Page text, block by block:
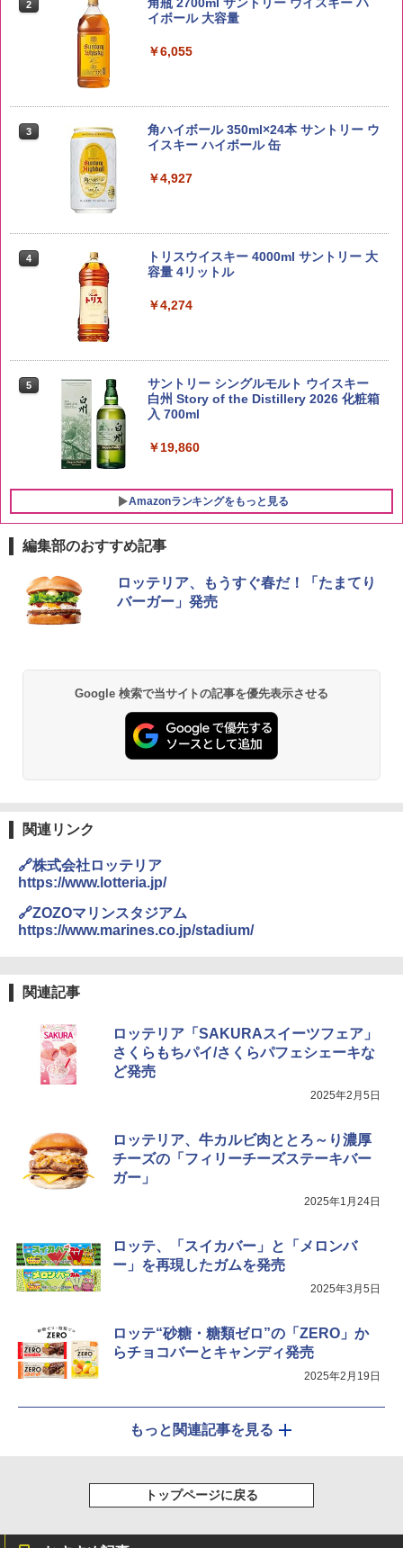
kg 業務用 お米マイスターブレンド
らめき 5kg 令和7年産
米 5kg
￥3,396
2
イボール 大容量
￥6,055
3
角ハイボール 350ml×24本 サントリー ウ
イスキー ハイボール 缶
￥4,927
4
トリスウイスキー 4000ml サントリー 大
容量 4リットル
￥4,274
5
サントリー シングルモルト ウイスキー
白州 Story of the Distillery 2026 化粧箱
入 700ml
￥19,860
Amazonランキングをもっと見る
1
チキンラーメン どんぶり 85g×12個 日清
食品 インスタント カップ麺
【公式】ブタメン とんこつ味 35g×15個
| 業務用 夜食 カップラーメン ミニカップ
麺 小腹 インスタント アウトドアにも ロ
ーリングストック 大人買い おやつカン
パニー
3
国分 tabete だし麺 千葉県産はまぐりだ
し 塩らーめん 108g×10袋 保存食 備蓄
￥2,323
4
￥3,248
えめ 75g×12個
1
【セット買い】[山善] スチームオーブン
レンジ 25L 一人暮らし 二人暮らし フラ
ットテーブル スチーム調理 自動メニュ
洗米モード 保温 予約機能 ブラック AMR
C-10M(B)
￥30,280
ァミリー 大型レンジ 大容量
￥26,800
ジ 石窯ドーム ER-D80A(K) ブラック 25
0℃ 1段調理 フラットテーブル 電子レン
ジ 赤外線センサー ノンフライ調理 簡単
シャープ ウォーターオーブン ヘルシオ
クション トースト機能
￥44,800
編集部のおすすめ記事
ロッテリア、もうすぐ春だ！「たまてり
バーガー」発売
Google 検索で当サイトの記事を優先表示させる
関連リンク
🔗株式会社ロッテリア
https://www.lotteria.jp/
🔗ZOZOマリンスタジアム
https://www.marines.co.jp/stadium/
関連記事
ロッテリア「SAKURAスイーツフェア」
さくらもちパイ/さくらパフェシェーキな
ど発売
2025年2月5日
ロッテリア、牛カルビ肉ととろ～り濃厚
チーズの「フィリーチーズステーキバー
ガー」
2025年1月24日
ロッテ、「スイカバー」と「メロンバ
ー」を再現したガムを発売
2025年3月5日
ロッテ“砂糖・糖類ゼロ”の「ZERO」か
らチョコバーとキャンディ発売
2025年2月19日
もっと関連記事を見る
トップページに戻る